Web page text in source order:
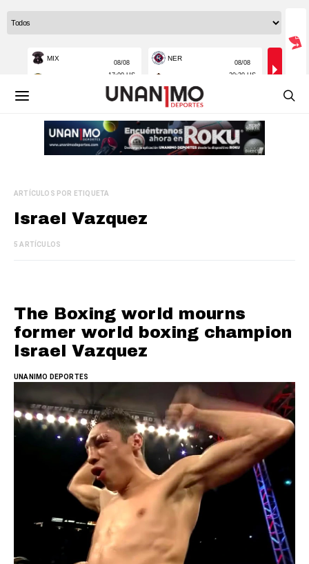
ARTÍCULOS POR ETIQUETA
Israel Vazquez
5 ARTÍCULOS
The Boxing world mourns
former world boxing champion
Israel Vazquez
UNANIMO DEPORTES